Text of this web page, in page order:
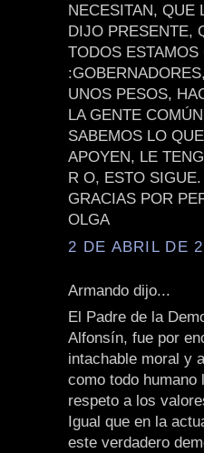
NECESITAN, QUE
DIJO PRESENTE,
TODOS
UNOS PESOS,
LA GENTE
SABEMOS LO
APOYEN, LE
R O, ESTO SIGUE.
GRACIAS POR
OLGA
2 DE ABRIL DE
Armando dijo...
El Padre de la
Alfonsín, fue por
intachable moral y
como todo
respeto a los
Igual que en la
este verdadero